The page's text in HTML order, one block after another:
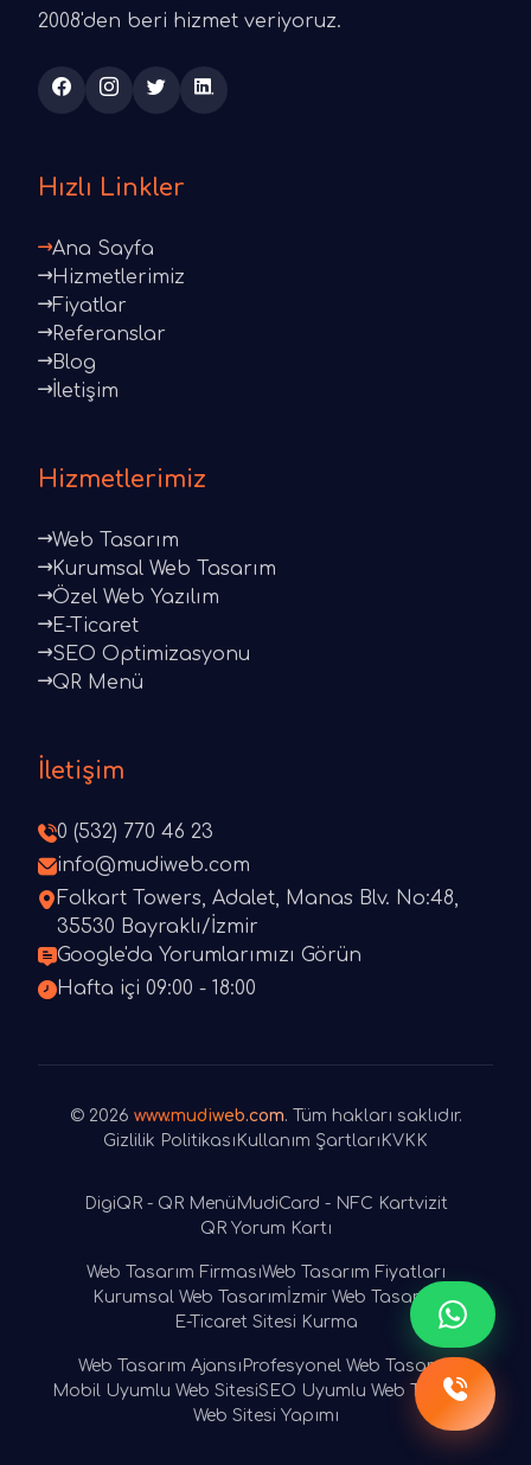
2008'den beri hizmet veriyoruz.
Hızlı Linkler
Ana Sayfa
Hizmetlerimiz
Fiyatlar
Referanslar
Blog
İletişim
Hizmetlerimiz
Web Tasarım
Kurumsal Web Tasarım
Özel Web Yazılım
E-Ticaret
SEO Optimizasyonu
QR Menü
İletişim
0 (532) 770 46 23
info@mudiweb.com
Folkart Towers, Adalet, Manas Blv. No:48,
35530 Bayraklı/İzmir
Google'da Yorumlarımızı Görün
Hafta içi 09:00 - 18:00
© 2026 www.mudiweb.com. Tüm hakları saklıdır.
Gizlilik Politikası Kullanım Şartları KVKK
DigiQR - QR Menü MudiCard - NFC Kartvizit
QR Yorum Kartı
Web Tasarım FirmasıWeb Tasarım Fiyatları
Kurumsal Web Tasarım İzmir Web Tasarım
E-Ticaret Sitesi Kurma
Web Tasarım Ajansı Profesyonel Web Tasarım
Mobil Uyumlu Web SitesiSEO Uyumlu Web Tasarım
Web Sitesi Yapımı